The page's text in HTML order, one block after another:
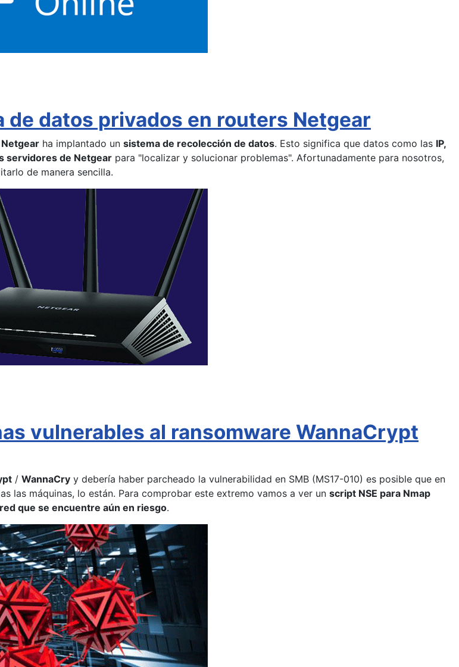
datos privados en routers Netgear
Netgear ha implantado un sistema de recolección de datos. Esto significa que datos como las IP,
servidores de Netgear para "localizar y solucionar problemas". Afortunadamente para nosotros,
de manera sencilla.
vulnerables al ransomware WannaCrypt
/ WannaCry y debería haber parcheado la vulnerabilidad en SMB (MS17-010) es posible que en
las máquinas, lo están. Para comprobar este extremo vamos a ver un script NSE para Nmap
que se encuentre aún en riesgo.